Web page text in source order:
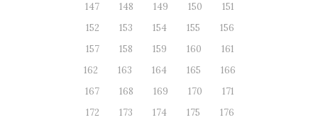
147
148 149 150
151
152
153 154 155
156
157
158 159 160
161
162
163 164 165
166
167
168 169 170
171
172
173 174 175
176